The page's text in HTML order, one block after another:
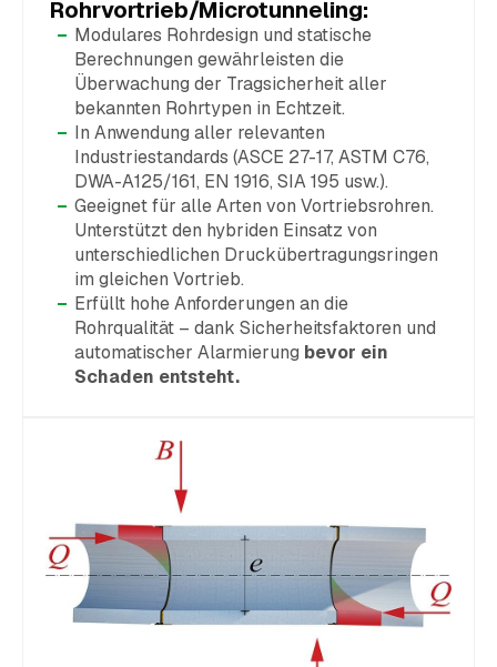
Rohrvortrieb/Microtunneling:
Modulares Rohrdesign und statische
Berechnungen gewährleisten die
Überwachung der Tragsicherheit aller
bekannten Rohrtypen in Echtzeit.
In Anwendung aller relevanten
Industriestandards (ASCE 27-17, ASTM C76,
DWA-A125/161, EN 1916, SIA 195 usw.).
Geeignet für alle Arten von Vortriebsrohren.
Unterstützt den hybriden Einsatz von
unterschiedlichen Druckübertragungsringen
im gleichen Vortrieb.
Erfüllt hohe Anforderungen an die
Rohrqualität – dank Sicherheitsfaktoren und
automatischer Alarmierung bevor ein
Schaden entsteht.